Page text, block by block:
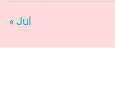
« Jul